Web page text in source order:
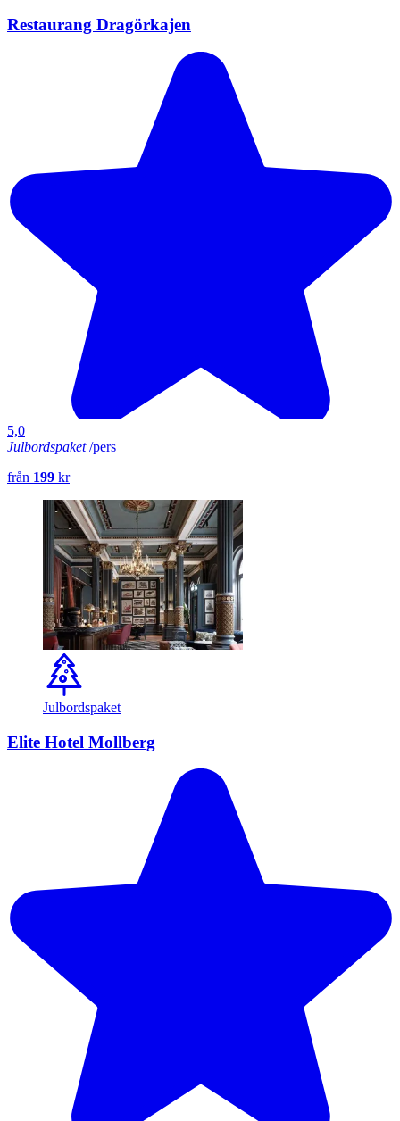
Restaurang Dragörkajen
5,0
Julbordspaket/pers
från 199 kr
Julbordspaket
Elite Hotel Mollberg